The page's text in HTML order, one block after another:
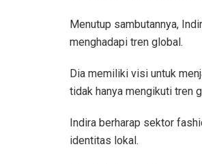
Menutup sambutannya,
menghadapi tren global.
Dia memiliki visi untuk
tidak hanya mengikuti tren
Indira berharap sektor
identitas lokal.